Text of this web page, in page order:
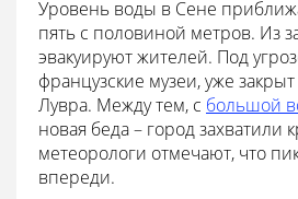
Уровень воды в Сене
пять с половиной метров. Из
эвакуируют жителей. Под
французские музеи, уже
Лувра. Между тем, с большой
новая беда – город захватили
метеорологи отмечают, что
впереди.